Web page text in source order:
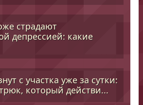
страдают
депрессией: какие
с участка уже за сутки:
который действи...